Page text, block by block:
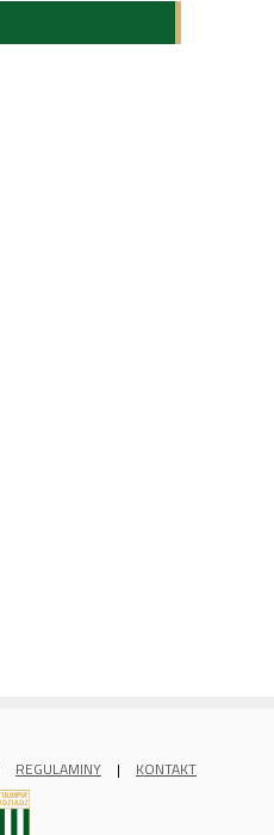
REGULAMINY | KONTAKT